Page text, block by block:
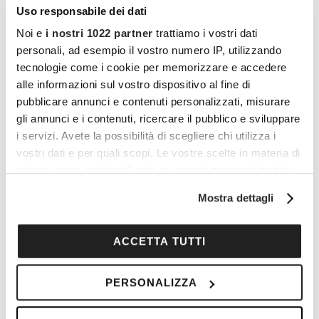
Uso responsabile dei dati
Noi e i nostri 1022 partner trattiamo i vostri dati
personali, ad esempio il vostro numero IP, utilizzando
tecnologie come i cookie per memorizzare e accedere
alle informazioni sul vostro dispositivo al fine di
pubblicare annunci e contenuti personalizzati, misurare
gli annunci e i contenuti, ricercare il pubblico e sviluppare
i servizi. Avete la possibilità di scegliere chi utilizza i
vostri dati e per quali scopi. Le vostre scelte in materia di
modificare o revocare il proprio consenso in qualsiasi
sull'icona di attivazione della privacy.
raccogliere informazioni sulla tua posizione
geografica, con un'approssimazione di qualche
Mostra dettagli
ACCETTA TUTTI
PERSONALIZZA
I vantaggi di essere un
Cocooners